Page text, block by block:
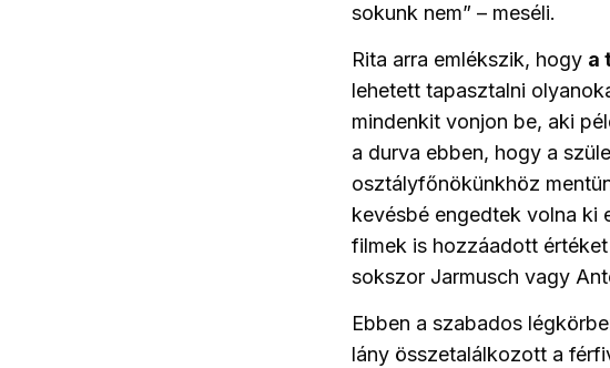
sokunk nem” – meséli.
Rita arra emlékszik, hogy a
lehetett tapasztalni
mindenkit vonjon be, aki
a durva ebben, hogy a
osztályfőnökünkhöz
kevésbé engedtek volna ki
filmek is hozzáadott
sokszor Jarmusch vagy
Ebben a szabados
lány összetalálkozott a